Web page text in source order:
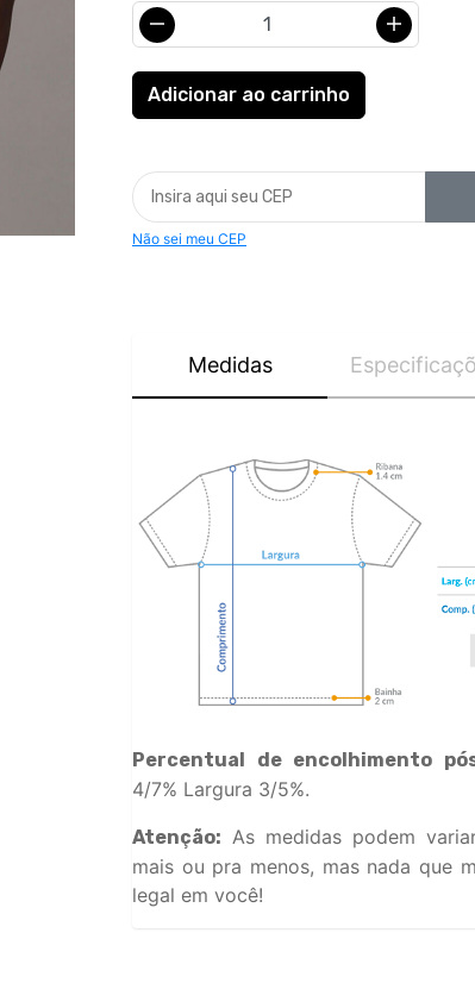
Não sei meu CEP
Medidas
Percentual de encolhimento
4/7% Largura 3/5%.
Atenção: As medidas podem
mais ou pra menos, mas nada que
legal em você!